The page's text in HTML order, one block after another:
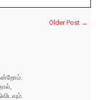
Older Post →